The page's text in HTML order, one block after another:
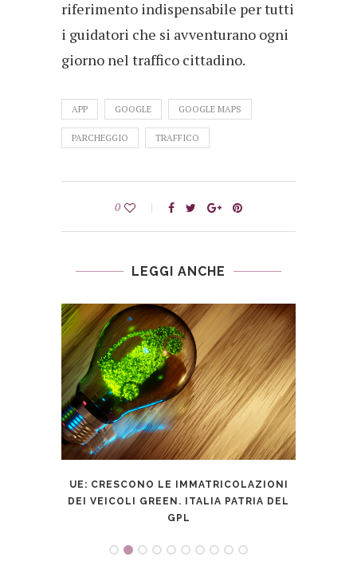
riferimento indispensabile per tutti
i guidatori che si avventurano ogni
giorno nel traffico cittadino.
APP GOOGLE GOOGLE MAPS
PARCHEGGIO TRAFFICO
0
LEGGI ANCHE
UE: CRESCONO LE IMMATRICOLAZIONI
DEI VEICOLI GREEN. ITALIA PATRIA DEL
GPL